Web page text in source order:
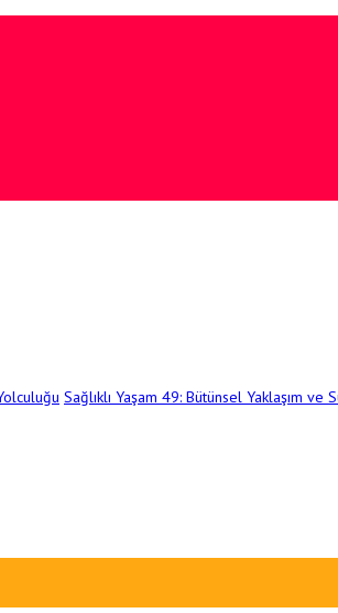
Sağlıklı Yaşam 49: Bütünsel Yaklaşım ve